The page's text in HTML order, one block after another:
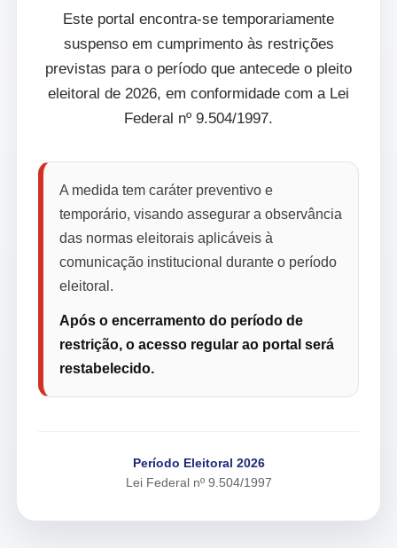
Este portal encontra-se temporariamente
suspenso em cumprimento às restrições
previstas para o período que antecede o pleito
eleitoral de 2026, em conformidade com a Lei
Federal nº 9.504/1997.
A medida tem caráter preventivo e
temporário, visando assegurar a observância
das normas eleitorais aplicáveis à
comunicação institucional durante o período
eleitoral.
Após o encerramento do período de
restrição, o acesso regular ao portal será
restabelecido.
Período Eleitoral 2026
Lei Federal nº 9.504/1997